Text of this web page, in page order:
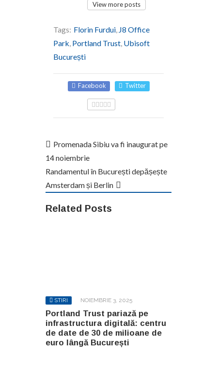
View more posts
Tags: Florin Furdui, J8 Office
Park, Portland Trust, Ubisoft
București
Facebook Twitter
Promenada Sibiu va fi inaugurat pe
14 noiembrie
Randamentul în București depășește
Amsterdam și Berlin
Related Posts
STIRI NOIEMBRIE 3, 2025
Portland Trust pariază pe
infrastructura digitală: centru
de date de 30 de milioane de
euro lângă București